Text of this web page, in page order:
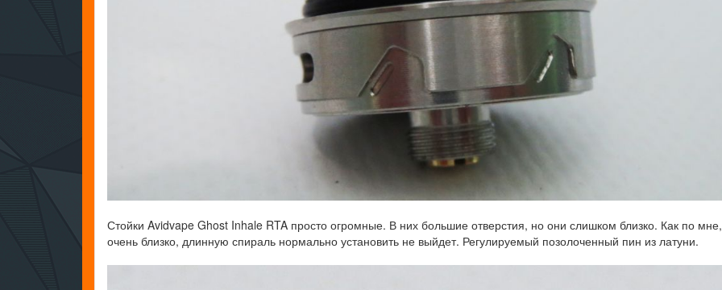
Стойки Avidvape Ghost Inhale RTA просто огромные. В них большие отверстия, но они слишком близко. Как по
очень близко, длинную спираль нормально установить не выйдет. Регулируемый позолоченный пин из латуни.